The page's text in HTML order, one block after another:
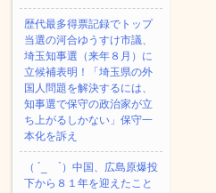
歴代最多得票記録でトップ
当選の河合ゆうすけ市議、
埼玉知事選（来年８月）に
立候補表明！「埼玉県の外
国人問題を解決するには、
知事選で保守の政治家が立
ち上がるしかない」保守一
本化を訴え
（ ´_ゝ`）中国、広島原爆投
下から８１年を迎えたこと